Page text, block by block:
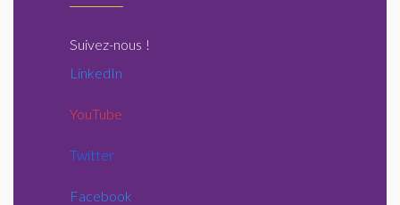
Suivez-nous !
LinkedIn
YouTube
Twitter
Facebook